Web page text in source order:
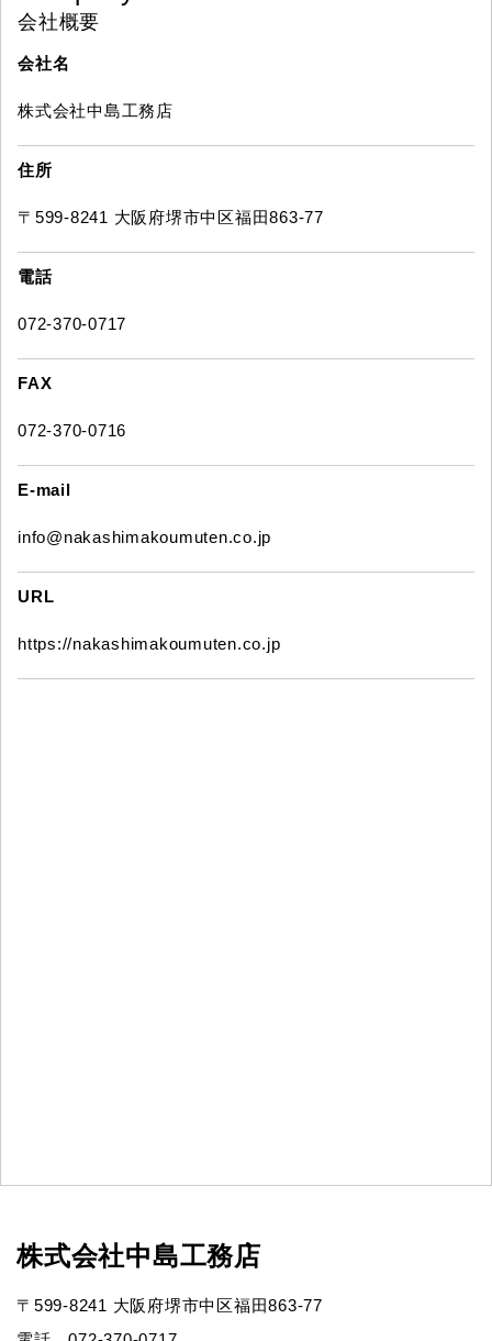
会社概要
会社名
株式会社中島工務店
住所
〒599-8241 大阪府堺市中区福田863-77
電話
072-370-0717
FAX
072-370-0716
E-mail
info@nakashimakoumuten.co.jp
URL
https://nakashimakoumuten.co.jp
株式会社中島工務店
〒599-8241 大阪府堺市中区福田863-77